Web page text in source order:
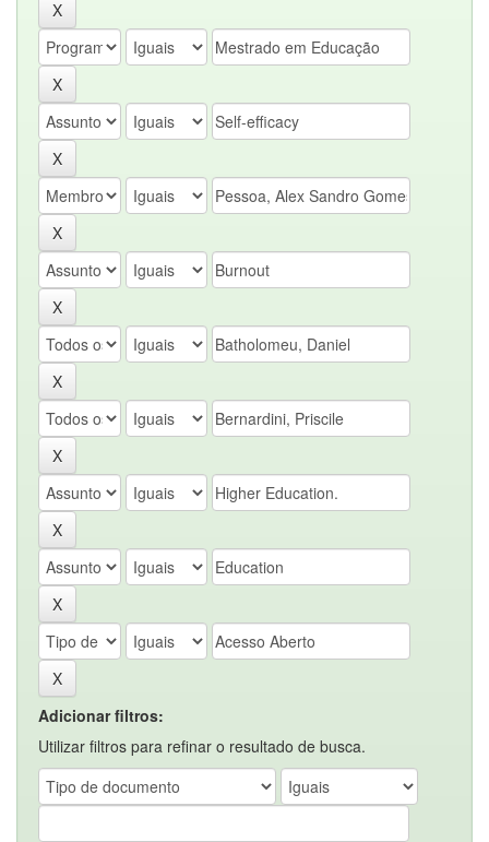
Adicionar filtros:
Utilizar filtros para refinar o resultado de busca.